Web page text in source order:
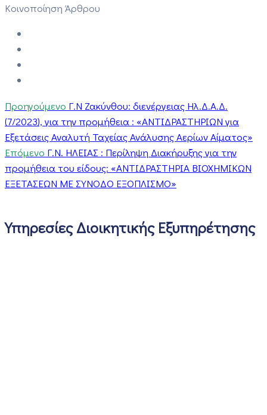
Κοινοποίηση Άρθρου
Προηγούμενο Γ.N Ζακύνθου: διενέργειας Ηλ.Δ.Α.Δ.
(7/2023), για την προμήθεια : «ΑΝΤΙΔΡΑΣΤΗΡΙΩΝ για
Εξετάσεις Αναλυτή Ταχείας Ανάλυσης Αερίων Αίματος»
Επόμενο Γ.Ν. ΗΛΕΙΑΣ : Περίληψη Διακήρυξης για την
προμήθεια του είδους: «ΑΝΤΙΔΡΑΣΤΗΡΙΑ ΒΙΟΧΗΜΙΚΩΝ
ΕΞΕΤΑΣΕΩΝ ΜΕ ΣΥΝΟΔΟ ΕΞΟΠΛΙΣΜΟ»
Υπηρεσίες Διοικητικής Εξυπηρέτησης